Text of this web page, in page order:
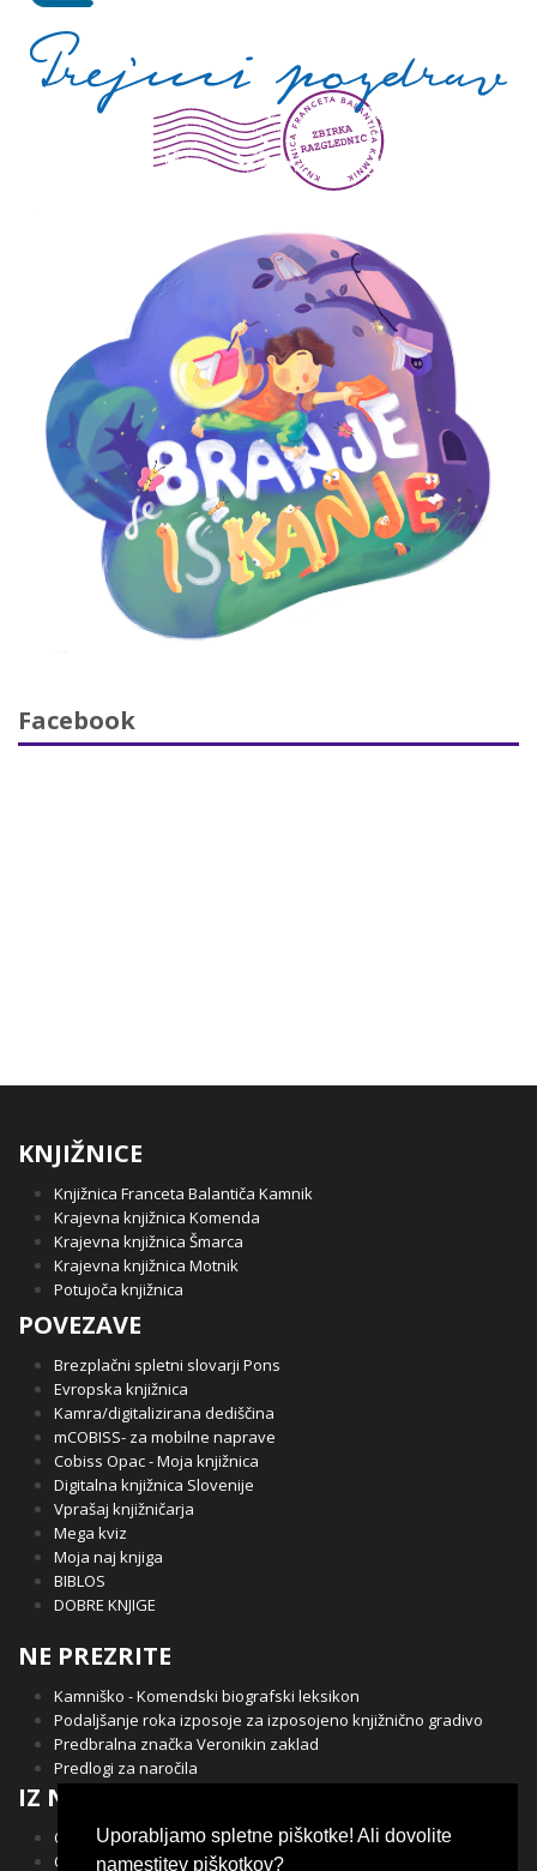
Facebook
KNJIŽNICE
Knjižnica Franceta Balantiča Kamnik
Krajevna knjižnica Komenda
Krajevna knjižnica Šmarca
Krajevna knjižnica Motnik
Potujoča knjižnica
POVEZAVE
Brezplačni spletni slovarji Pons
Evropska knjižnica
Kamra/digitalizirana dediščina
mCOBISS- za mobilne naprave
Cobiss Opac - Moja knjižnica
Digitalna knjižnica Slovenije
Vprašaj knjižničarja
Mega kviz
Moja naj knjiga
BIBLOS
DOBRE KNJIGE
NE PREZRITE
Kamniško - Komendski biografski leksikon
Podaljšanje roka izposoje za izposojeno knjižnično gradivo
Predbralna značka Veronikin zaklad
Predlogi za naročila
IZ NAŠE OBČINE
Občina Kamnik
Občina Komenda
Uporabljamo spletne piškotke! Ali dovolite
namestitev piškotkov?